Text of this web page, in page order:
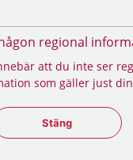
regional
att du inte ser
som gäller just
Stäng
Stäng